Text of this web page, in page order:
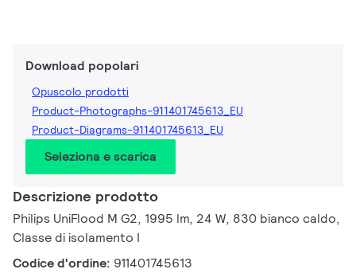
Download popolari
Opuscolo prodotti
Product-Photographs-911401745613_EU
Product-Diagrams-911401745613_EU
Seleziona e scarica
Descrizione prodotto
Philips UniFlood M G2, 1995 lm, 24 W, 830 bianco caldo,
Classe di isolamento I
Codice d'ordine: 911401745613